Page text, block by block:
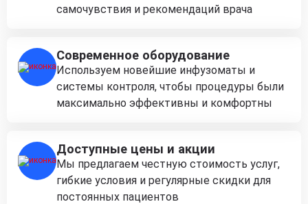
самочувствия и рекомендаций врача
Современное оборудование
Используем новейшие инфузоматы и
системы контроля, чтобы процедуры были
максимально эффективны и комфортны
Доступные цены и акции
Мы предлагаем честную стоимость услуг,
гибкие условия и регулярные скидки для
постоянных пациентов